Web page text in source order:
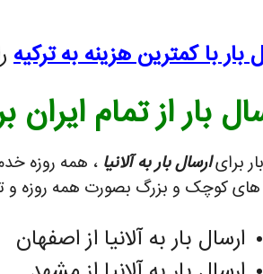
با کمترین هزینه به ترکیه
بار از تمام ایران
برایارسال بار به آلانیا ، همه روزه
کوچک و بزرگ بصورت همه روزه و
ارسال بار به آلانیا از اصفهان